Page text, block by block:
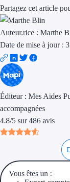
Partagez cet article
Auteur.rice : Marthe
Date de mise à jour :
Éditeur : Mes Aides
accompagnées
4.8/5 sur 486 avis
Vous êtes un :